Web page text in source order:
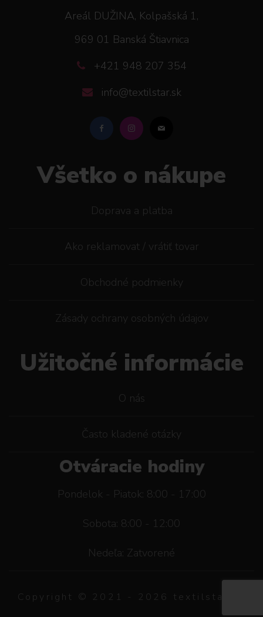
Areál DUŽINA, Kolpašská 1,
969 01 Banská Štiavnica
+421 948 207 354
info@textilstar.sk
Všetko o nákupe
Doprava a platba
Ako reklamovat / vrátiť tovar
Obchodné podmienky
Zásady ochrany osobných údajov
Užitočné informácie
O nás
Často kladené otázky
Otváracie hodiny
Pondelok - Piatok: 8:00 - 17:00
Sobota: 8:00 - 12:00
Nedeľa: Zatvorené
Copyright © 2021 - 2026 textilstar.sk